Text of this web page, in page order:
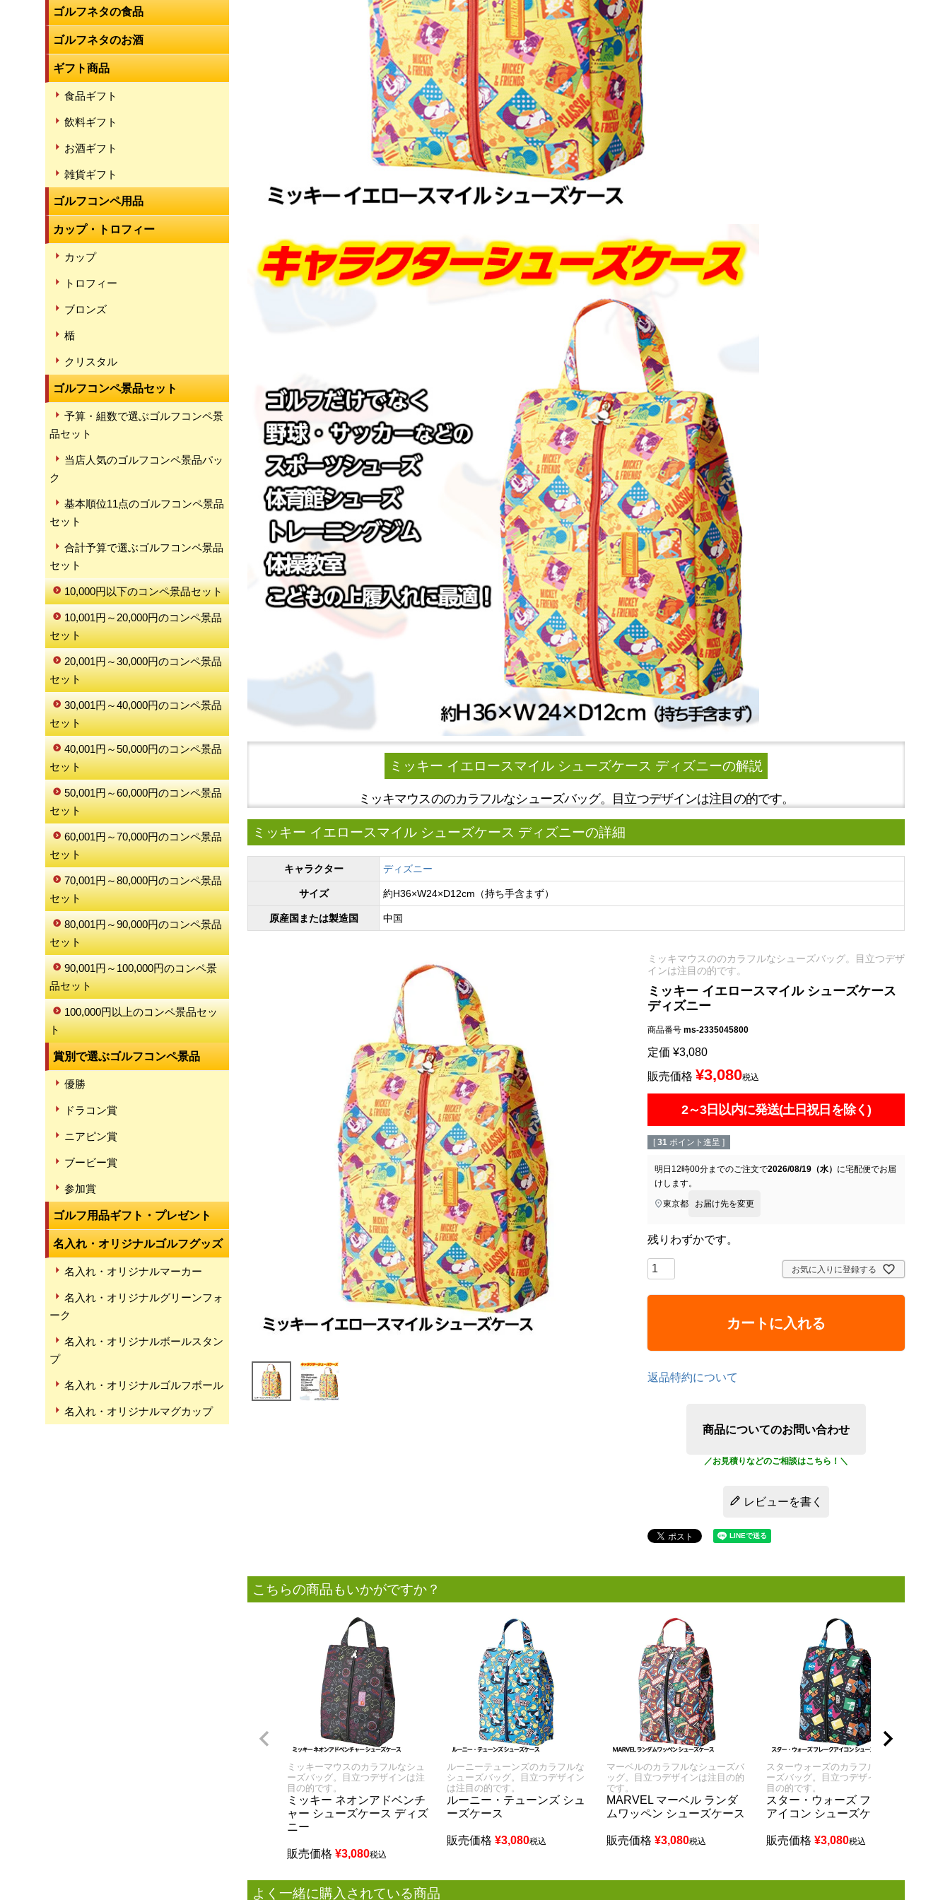
ゴルフネタの食品
ゴルフネタのお酒
ギフト商品
食品ギフト
飲料ギフト
お酒ギフト
雑貨ギフト
ゴルフコンペ用品
カップ・トロフィー
カップ
トロフィー
ブロンズ
楯
クリスタル
ゴルフコンペ景品セット
予算・組数で選ぶゴルフコンペ景
品セット
当店人気のゴルフコンペ景品パッ
ク
基本順位11点のゴルフコンペ景品
セット
合計予算で選ぶゴルフコンペ景品
セット
10,000円以下のコンペ景品セット
10,001円～20,000円のコンペ景品
セット
20,001円～30,000円のコンペ景品
セット
30,001円～40,000円のコンペ景品
セット
40,001円～50,000円のコンペ景品
セット
50,001円～60,000円のコンペ景品
セット
60,001円～70,000円のコンペ景品
セット
70,001円～80,000円のコンペ景品
セット
80,001円～90,000円のコンペ景品
セット
90,001円～100,000円のコンペ景
品セット
100,000円以上のコンペ景品セッ
ト
賞別で選ぶゴルフコンペ景品
優勝
ドラコン賞
ニアピン賞
ブービー賞
参加賞
ゴルフ用品ギフト・プレゼント
名入れ・オリジナルゴルフグッズ
名入れ・オリジナルマーカー
名入れ・オリジナルグリーンフォ
ーク
名入れ・オリジナルボールスタン
プ
名入れ・オリジナルゴルフボール
名入れ・オリジナルマグカップ
ミッキー イエロースマイル シューズケース ディズニーの解説
ミッキマウスののカラフルなシューズバッグ。目立つデザインは注目の的です。
ミッキー イエロースマイル シューズケース ディズニーの詳細
キャラクター ディズニー
サイズ 約H36×W24×D12cm（持ち手含まず）
原産国または製造国 中国
ミッキマウスののカラフルなシューズバッグ。目立つデザ
インは注目の的です。
ミッキー イエロースマイル シューズケース
ディズニー
商品番号 ms-2335045800
定価 ¥3,080
販売価格 ¥3,080税込
2～3日以内に発送(土日祝日を除く)
[ 31 ポイント進呈 ]
明日 12時00分までのご注文で2026/08/19（水） に宅配便でお届
けします。
東京都 お届け先を変更
残りわずかです。
お気に入りに登録する
カートに入れる
返品特約について
商品についてのお問い合わせ
レビューを書く
こちらの商品もいかがですか？
ミッキーマウスのカラフルなシュ
ーズバッグ。目立つデザインは注
目の的です。
ミッキー ネオンアドベンチ
ャー シューズケース ディズ
ニー
販売価格 ¥3,080税込
ルーニーテューンズのカラフルな
シューズバッグ。目立つデザイン
は注目の的です。
ルーニー・テューンズ シュ
ーズケース
販売価格 ¥3,080税込
マーベルのカラフルなシューズバ
ッグ。目立つデザインは注目の的
です。
MARVEL マーベル ランダ
ムワッペン シューズケース
販売価格 ¥3,080税込
スターウォーズのカラフルなシュ
ーズバッグ。目立つデザインは注
目の的です。
スター・ウォーズ フレーク
アイコン シューズケース
販売価格 ¥3,080税込
よく一緒に購入されている商品